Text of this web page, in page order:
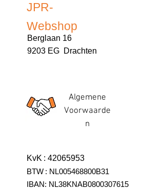
JPR-
Webshop
Berglaan 16
9203 EG Drachten
Algemene
Voorwaarde
n
KvK : 42065953
BTW : NL005468800B31
IBAN: NL38KNAB0800307615